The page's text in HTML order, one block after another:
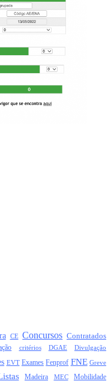
CE Concursos Contratados
critérios DGAE Divulgação
EVT Exames Fenprof FNE Greve
Madeira MEC Mobilidade